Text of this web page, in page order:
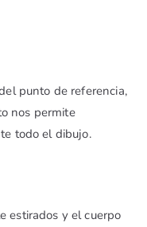
punto de referencia,
nos permite
todo el dibujo.
estirados y el cuerpo